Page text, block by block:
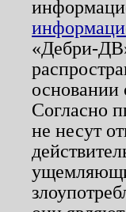
«Дебри-
Согласно
не несут